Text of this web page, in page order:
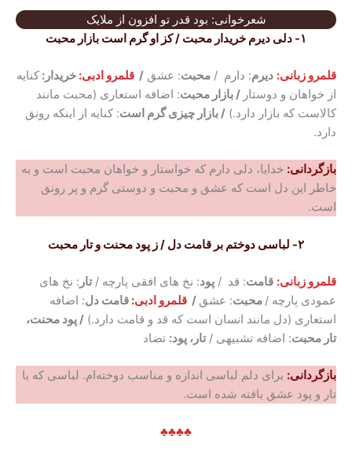
شعرخوانی: بود قدر تو افزون از ملایک
۱- دلی دیرم خریدار محبت / کز او گرم است بازار محبت
قلمرو زبانی: دیرم: دارم / محبت: عشق / قلمرو ادبی: خریدار: کنایه
از خواهان و دوستار / بازار محبت: اضافه استعاری (محبت مانند
کالاست که بازار دارد.) / بازار چیزی گرم است: کنایه از اینکه رونق
دارد.
بازگردانی: خدایا، دلی دارم که خواستار و خواهان محبت است و به
خاطر این دل است که عشق و محبت و دوستی گرم و پر رونق
است.
۲- لباسی دوختم بر قامت دل / ز پود محنت و تار محبت
قلمرو زبانی: قامت: قد / پود: نخ های افقی پارچه /تار : نخ های
عمودی پارچه / محبت: عشق / قلمرو ادبی: قامت دل: اضافه
استعاری (دل مانند انسان است که قد و قامت دارد.) / پود محنت،
تار محبت: اضافه تشبیهی /تار، پود: تضاد
بازگردانی: برای دلم لباسی اندازه و مناسب دوخته‌ام. لباسی که با
تار و پود عشق بافته شده است.
♣♣♣♣